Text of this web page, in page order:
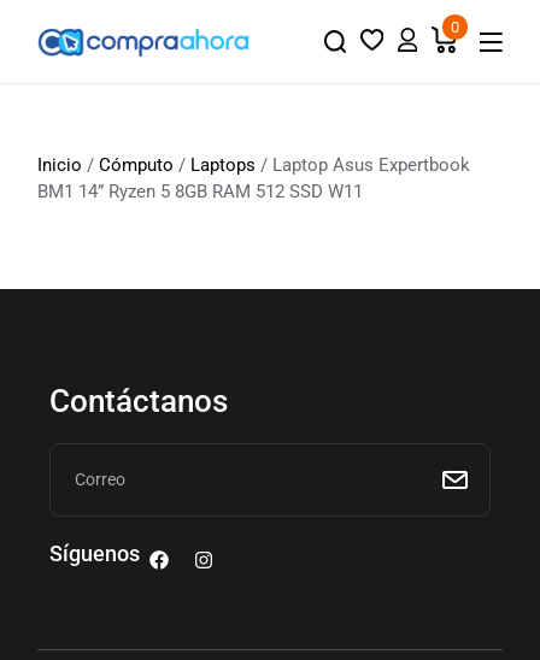
0
Inicio /Cómputo / Laptops / Laptop Asus Expertbook
BM1 14” Ryzen 5 8GB RAM 512 SSD W11
Contáctanos
Síguenos